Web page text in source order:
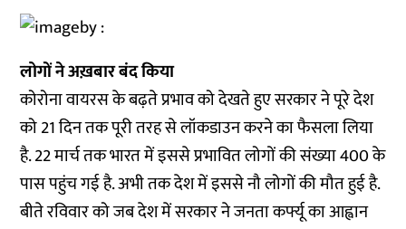
लोगों ने अख़बार बंद किया
कोरोना वायरस के बढ़ते प्रभाव को देखते हुए सरकार ने पूरे देश
को 21 दिन तक पूरी तरह से लॉकडाउन करने का फैसला लिया
है. 22 मार्च तक भारत में इससे प्रभावित लोगों की संख्या 400 के
पास पहुंच गई है. अभी तक देश में इससे नौ लोगों की मौत हुई है.
बीते रविवार को जब देश में सरकार ने जनता कर्फ्यू का आह्वान